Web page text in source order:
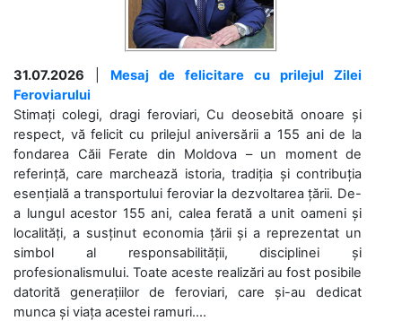
31.07.2026
Mesaj de felicitare cu prilejul Zilei
Feroviarului
Stimați colegi, dragi feroviari, Cu deosebită onoare și
respect, vă felicit cu prilejul aniversării a 155 ani de la
fondarea Căii Ferate din Moldova – un moment de
referință, care marchează istoria, tradiția și contribuția
esențială a transportului feroviar la dezvoltarea țării. De-
a lungul acestor 155 ani, calea ferată a unit oameni și
localități, a susținut economia țării și a reprezentat un
simbol al responsabilității, disciplinei și
profesionalismului. Toate aceste realizări au fost posibile
datorită generațiilor de feroviari, care și-au dedicat
munca și viața acestei ramuri....